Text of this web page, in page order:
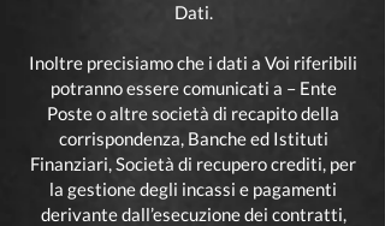
Dati.
Inoltre precisiamo che i dati a Voi riferibili
potranno essere comunicati a – Ente
Poste o altre società di recapito della
corrispondenza, Banche ed Istituti
Finanziari, Società di recupero crediti, per
la gestione degli incassi e pagamenti
derivante dall’esecuzione dei contratti,